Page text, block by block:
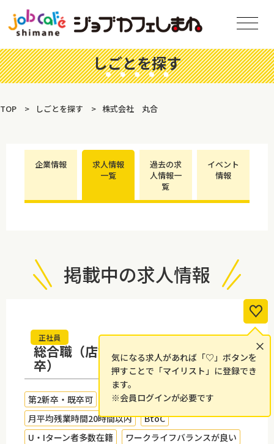
しごとを探す
TOP しごとを探す 株式会社 丸合
企業情報
求人情報
一覧
過去の求
人情報一
覧
イベント
情報
掲載中の求人情報
正社員
総合職（店舗スタッフ）（2027
卒）
第2新卒・既卒可 未経験者歓迎
研修制度あり
月平均残業時間20時間以内
BtoC
U・Iターン者多数在籍
ワークライフバランスが良い
×
気になる求人があれば「♡」ボタンを
押すことで「マイリスト」に登録でき
ます。
※会員ログインが必要です